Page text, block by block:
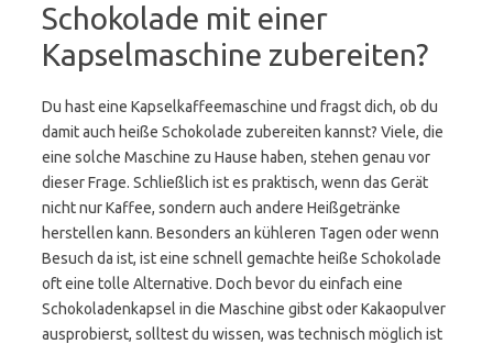
Schokolade mit einer
Kapselmaschine zubereiten?
Du hast eine Kapselkaffeemaschine und fragst dich, ob du
damit auch heiße Schokolade zubereiten kannst? Viele, die
eine solche Maschine zu Hause haben, stehen genau vor
dieser Frage. Schließlich ist es praktisch, wenn das Gerät
nicht nur Kaffee, sondern auch andere Heißgetränke
herstellen kann. Besonders an kühleren Tagen oder wenn
Besuch da ist, ist eine schnell gemachte heiße Schokolade
oft eine tolle Alternative. Doch bevor du einfach eine
Schokoladenkapsel in die Maschine gibst oder Kakaopulver
ausprobierst, solltest du wissen, was technisch möglich ist